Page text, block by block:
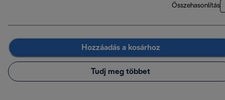
Összehasonlítás
Hozzáadás a kosárhoz
Tudj meg többet